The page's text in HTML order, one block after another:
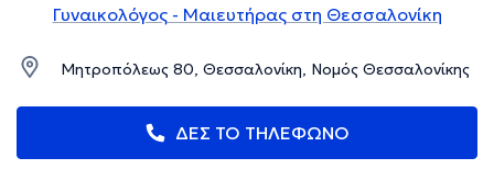
Γυναικολόγος - Μαιευτήρας στη Θεσσαλονίκη
Μητροπόλεως 80, Θεσσαλονίκη, Νομός Θεσσαλονίκης
ΔΕΣ ΤΟ ΤΗΛΕΦΩΝΟ